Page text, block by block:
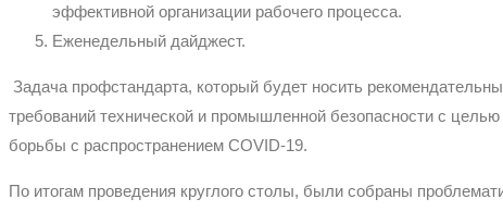
эффективной организации рабочего процесса.
Еженедельный дайджест.
Задача профстандарта, который будет носить
требований технической и промышленной безопасности с
борьбы с распространением COVID-19.
По итогам проведения круглого столы, были собраны